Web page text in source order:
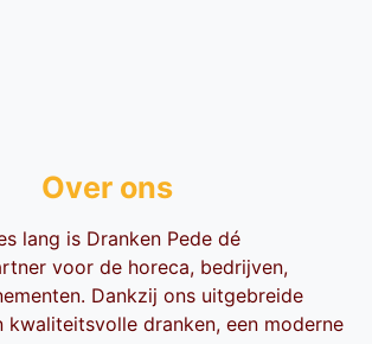
Over ons
lang is Dranken Pede dé
voor de horeca, bedrijven,
Dankzij ons uitgebreide
kwaliteitsvolle dranken, een moderne